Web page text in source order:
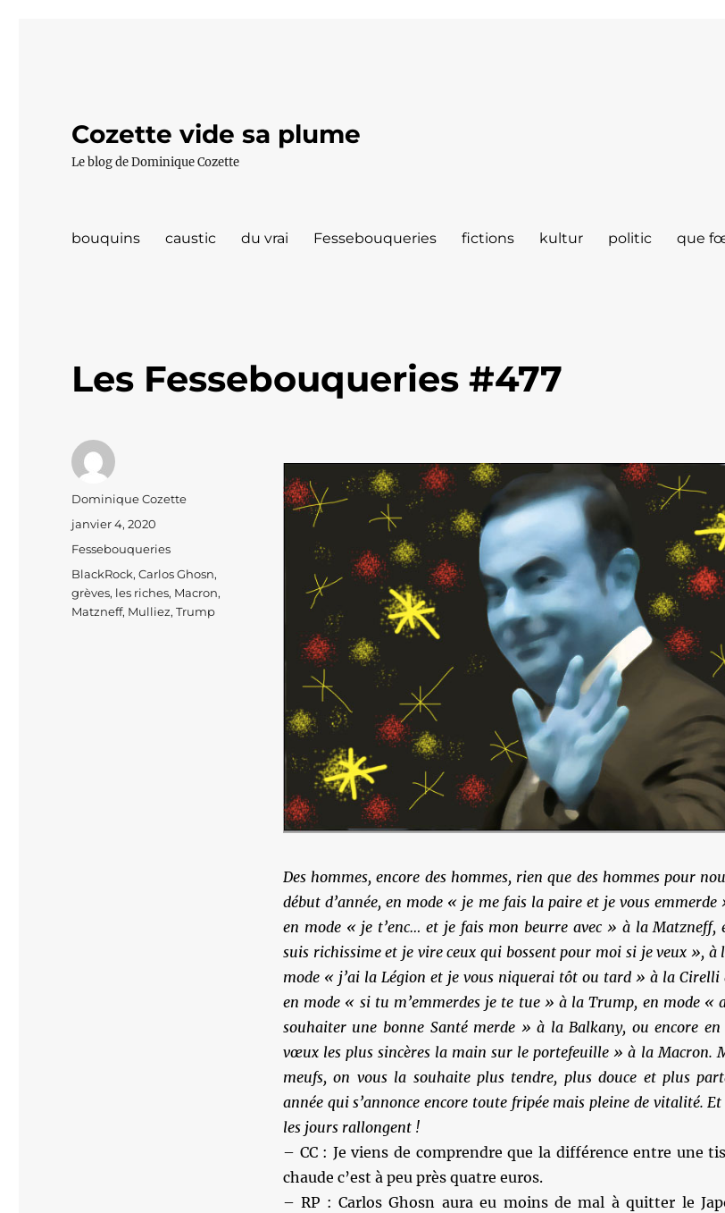
Cozette vide sa plume
Le blog de Dominique Cozette
bouquins caustic du vrai Fessebouqueries fictions kultur politic que
Les Fessebouqueries #477
Des hommes, encore des hommes, rien que des hommes pour
début d’année, en mode « je me fais la paire et je vous emmerde
en mode « je t’enc… et je fais mon beurre avec » à la Matzneff,
suis richissime et je vire ceux qui bossent pour moi si je veux », à
mode « j’ai la Légion et je vous niquerai tôt ou tard » à la Cirelli
en mode « si tu m’emmerdes je te tue » à la Trump, en mode «
souhaiter une bonne Santé merde » à la Balkany, ou encore
vœux les plus sincères la main sur le portefeuille » à la Macron.
meufs, on vous la souhaite plus tendre, plus douce et plus
année qui s’annonce encore toute fripée mais pleine de vitalité.
les jours rallongent !
– CC : Je viens de comprendre que la différence entre une
chaude c’est à peu près quatre euros.
– RP : Carlos Ghosn aura eu moins de mal à quitter le
Auteur
Dominique Cozette
Publié
janvier 4, 2020
Catégories
Fessebouqueries
Étiquettes
BlackRock,Carlos Ghosn,
grèves, les riches, Macron,
Matzneff, Mulliez,Trump